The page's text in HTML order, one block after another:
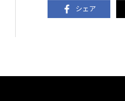
シェア